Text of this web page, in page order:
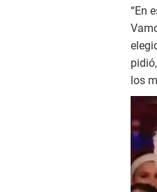
“En
los